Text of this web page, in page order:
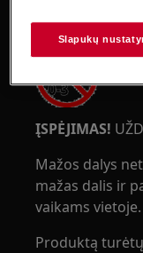
ĮSPĖJIMAS!
Mažos dalys
mažas dalis ir
vaikams vietoje.
Produktą
Slapukų